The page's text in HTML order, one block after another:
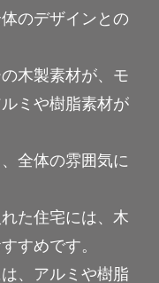
のデザインとの
木製素材が、モ
ミや樹脂素材が
全体の雰囲気に
た住宅には、木
すめです。
、アルミや樹脂